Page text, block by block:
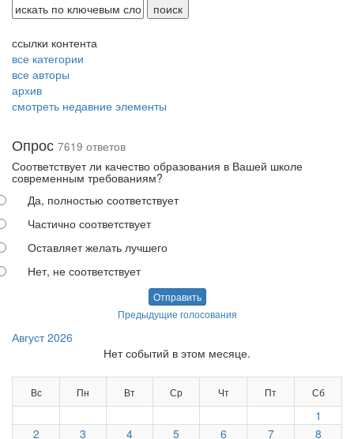
ссылки контента
все категории
все авторы
архив
смотреть недавние элементы
Опрос 7619 ответов
Соответствует ли качество образования в Вашей школе
современным требованиям?
Да, полностью соответствует
Частично соответствует
Оставляет желать лучшего
Нет, не соответствует
Отправить
Предыдущие голосования
Август 2026
Нет событий в этом месяце.
Вс Пн Вт Ср Чт Пт Сб
1
2
3 4 5 6 7 8